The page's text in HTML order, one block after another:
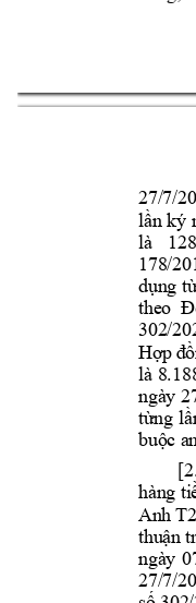
27/7/
lần ký
là
178/
dụng từ
theo
302/
Hợp
là
ngày
từng lầ
buộc
hàng ti
Anh T2
thuận
ngày
27/7/